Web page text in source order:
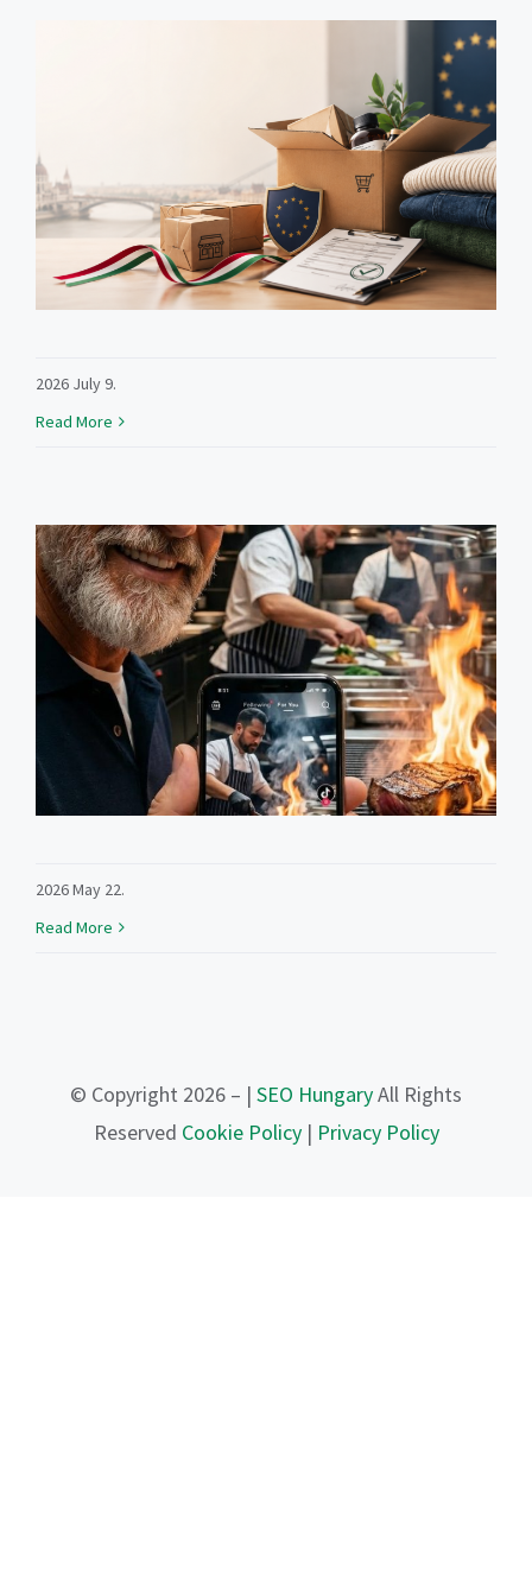
2026 July 9.
Read More
2026 May 22.
Read More
© Copyright 2026 – | SEO HungaryAll Rights
Reserved Cookie Policy| Privacy Policy